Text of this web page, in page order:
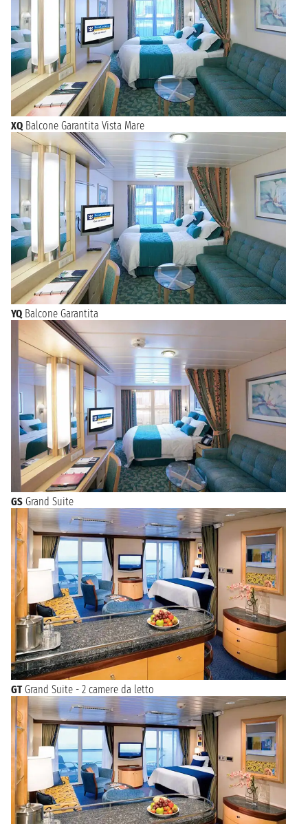
XQ Balcone Garantita Vista Mare
YQ Balcone Garantita
GS Grand Suite
GT Grand Suite - 2 camere da letto